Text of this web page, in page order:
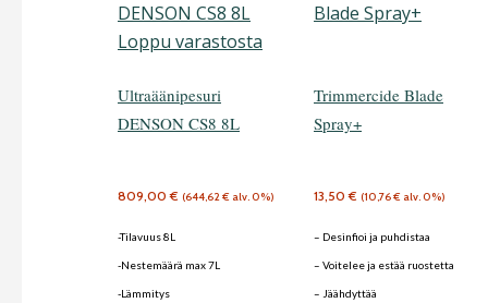
Loppu varastosta
Ultraäänipesuri
DENSON CS8 8L
809,00€ (644,62€ alv. 0%)
-Tilavuus 8L
-Nestemäärä max 7L
-Lämmitys
Trimmercide Blade
Spray+
13,50€ (10,76€ alv. 0%)
– Desinfioi ja puhdistaa
– Voitelee ja estää ruostetta
– Jäähdyttää